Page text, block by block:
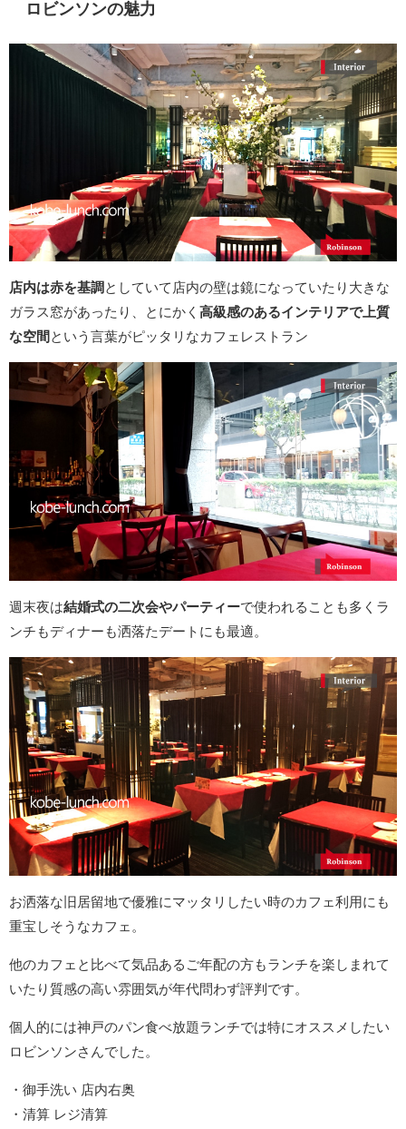
ロビンソンの魅力
店内は赤を基調 としていて店内の壁は鏡になっていたり大きな
ガラス窓があったり、とにかく 高級感のあるインテリアで上質
な空間 という言葉がピッタリなカフェレストラン
週末夜は結婚式の二次会やパーティーで使われることも多くラ
ンチもディナーも洒落たデートにも最適。
お洒落な旧居留地で優雅にマッタリしたい時のカフェ利用にも
重宝しそうなカフェ。
他のカフェと比べて気品あるご年配の方もランチを楽しまれて
いたり質感の高い雰囲気が年代問わず評判です。
個人的には神戸のパン食べ放題ランチでは特にオススメしたい
ロビンソンさんでした。
・御手洗い 店内右奥
・清算 レジ清算